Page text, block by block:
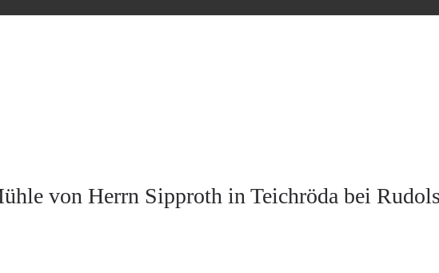
von Herrn Sipproth in Teichröda bei